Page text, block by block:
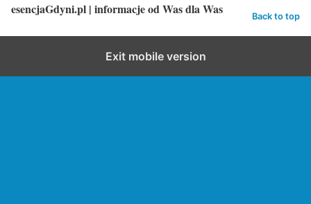
esencjaGdyni.pl | informacje od Was dla Was Back to top
Exit mobile version